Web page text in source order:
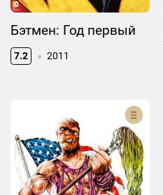
Бэтмен: Год первый
7.2 2011